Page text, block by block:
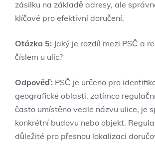
zásilku na základě adresy, ale
klíčové pro efektivní doručení.
Otázka 5: Jaký je rozdíl mezi PSČ a
číslem u ulic?
Odpověď: PSČ je určeno pro
geografické oblasti, zatímco
často umístěno vedle názvu ulice, je
konkrétní budovu nebo objekt.
důležité pro přesnou lokalizaci